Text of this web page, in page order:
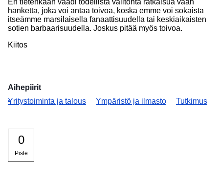
En tietenkään vaadi todellista välitöntä ratkaisua vaan
hanketta, joka voi antaa toivoa, koska emme voi sokaista
itseämme marsilaisella fanaattisuudella tai keskiaikaisten
sotien barbaarisuudella. Joskus pitää myös toivoa.
Kiitos
Aihepiirit
Yritystoiminta ja talous
Ympäristö ja ilmasto Tutkimus
0
Piste